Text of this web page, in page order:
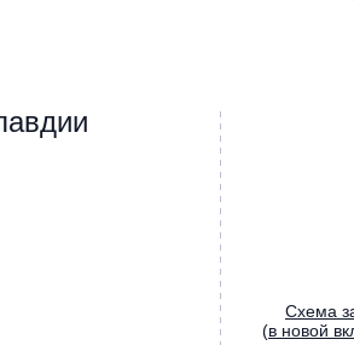
Cхема
(в новой